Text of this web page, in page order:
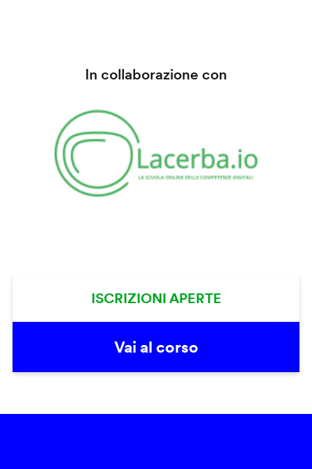
In collaborazione con
ISCRIZIONI APERTE
Vai al corso